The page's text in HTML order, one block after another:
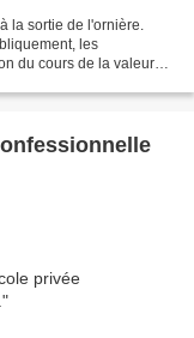
la sortie de l'ornière.
les
du cours de la valeur